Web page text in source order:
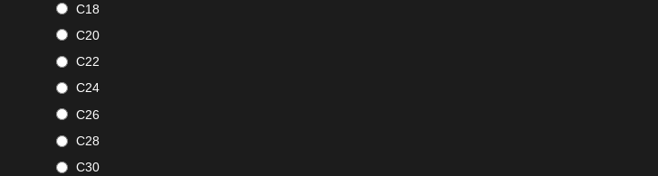
C18
C20
C22
C24
C26
C28
C30